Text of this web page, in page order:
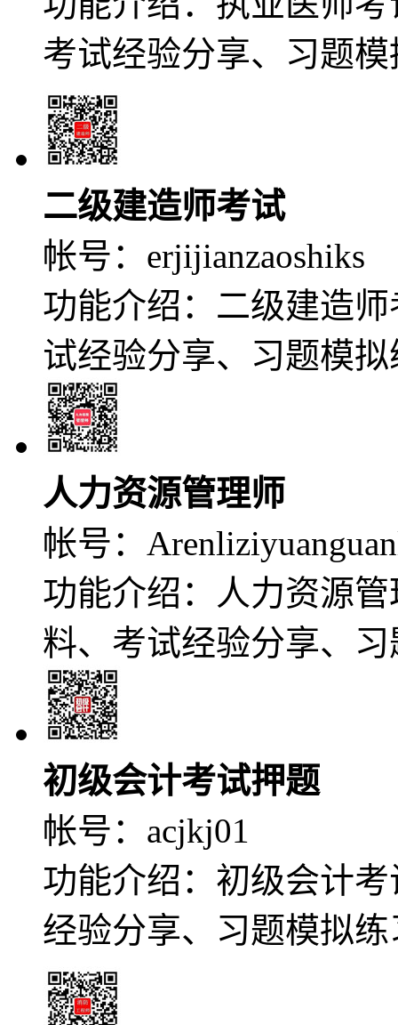
考试经验分享、习题
二级建造师考试
帐号： erjijianzaoshiks
功能介绍：二级建造
试经验分享、习题模
人力资源管理师
帐号：
功能介绍：人力资源
料、考试经验分享、
初级会计考试押题
帐号： acjkj01
功能介绍：初级会计
经验分享、习题模拟练